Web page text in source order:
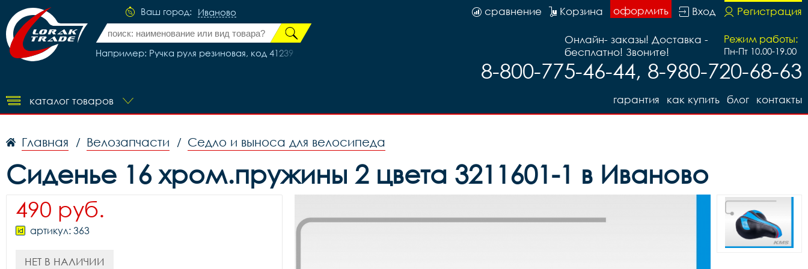
Ваш город: Иваново
Например: Ручка руля резиновая, код 41239
Регистрация
Вход
оформить
Корзина
сравнение
Режим работы:
Пн-Пт 10.00-19.00
Онлайн- заказы! Доставка -
бесплатно! Звоните!
8-800-775-46-44, 8-980-720-68-63
каталог товаров контакты
блог
как купить
гарантия
Главная / Велозапчасти / Седло и выноса для велосипеда
Сиденье 16 хром.пружины 2 цвета 3211601-1 в Иваново
490 руб.
артикул: 363
НЕТ В НАЛИЧИИ